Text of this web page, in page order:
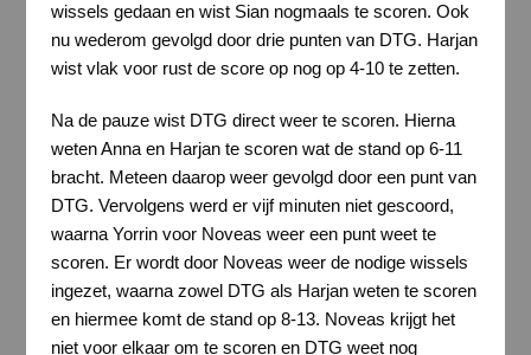
wissels gedaan en wist Sian nogmaals te scoren. Ook
nu wederom gevolgd door drie punten van DTG. Harjan
wist vlak voor rust de score op nog op 4-10 te zetten.
Na de pauze wist DTG direct weer te scoren. Hierna
weten Anna en Harjan te scoren wat de stand op 6-11
bracht. Meteen daarop weer gevolgd door een punt van
DTG. Vervolgens werd er vijf minuten niet gescoord,
waarna Yorrin voor Noveas weer een punt weet te
scoren. Er wordt door Noveas weer de nodige wissels
ingezet, waarna zowel DTG als Harjan weten te scoren
en hiermee komt de stand op 8-13. Noveas krijgt het
niet voor elkaar om te scoren en DTG weet nog